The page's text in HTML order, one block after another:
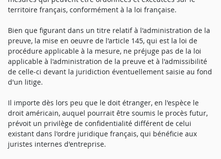
territoire français, conformément à la loi française.
Bien que figurant dans un titre relatif à l'administration de la
preuve, la mise en oeuvre de l'article 145, qui est la loi de
procédure applicable à la mesure, ne préjuge pas de la loi
applicable à l'administration de la preuve et à l'admissibilité
de celle-ci devant la juridiction éventuellement saisie au fond
d'un litige.
Il importe dès lors peu que le doit étranger, en l'espèce le
droit américain, auquel pourrait être soumis le procès futur,
prévoit un privilège de confidentialité différent de celui
existant dans l'ordre juridique français, qui bénéficie aux
juristes internes d'entreprise.